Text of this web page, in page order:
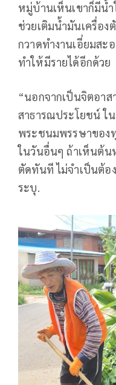
หมู่บ้านเห็นเขาก็มีน้ำ
ช่วยเติมน้ำมันเครื่อง
กวาดทำงานเอี่ยมส
ทำให้มีรายได้อีกด้วย
“นอกจากเป็นจิตอา
สาธารณประโยชน์ ใ
พระชนมพรรษาของ
ในวันอื่นๆ ถ้าเห็นต้น
ตัดทันที ไม่จำเป็นต้อ
ระบุ.